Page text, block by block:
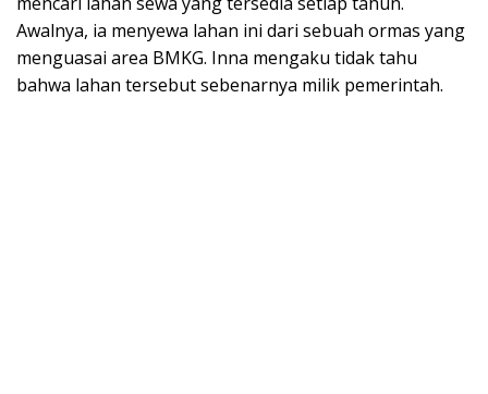
Awalnya, ia menyewa lahan ini dari sebuah ormas yang
menguasai area BMKG. Inna mengaku tidak tahu
bahwa lahan tersebut sebenarnya milik pemerintah.